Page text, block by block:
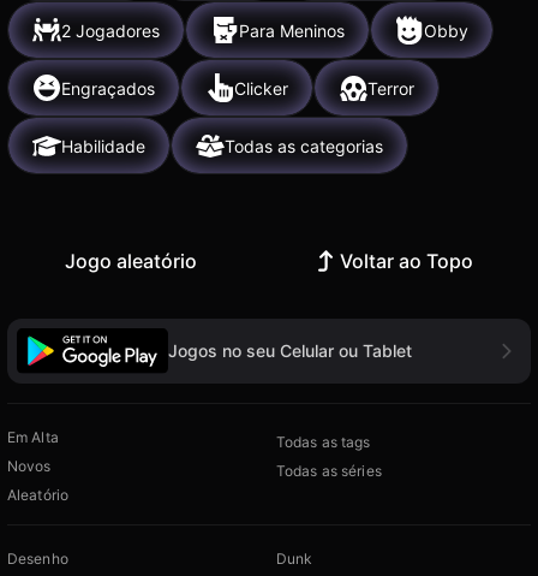
2 Jogadores Para Meninos Obby
Engraçados Clicker Terror
Habilidade Todas as categorias
Jogo aleatório Voltar ao Topo
Jogos no seu Celular ou Tablet
Em Alta
Novos
Aleatório
Todas as tags
Todas as séries
Desenho
Dunk